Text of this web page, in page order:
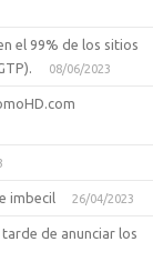
el 99% de los sitios
08/06/2023
imbecil 26/04/2023
de anunciar los